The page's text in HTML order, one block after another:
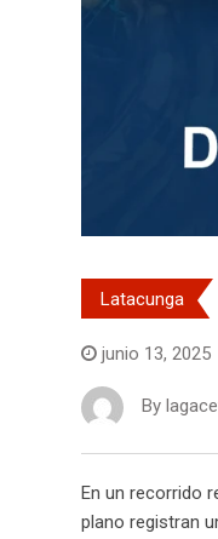
Latacunga
junio 13, 2025
By
En un recorrido
plano registran